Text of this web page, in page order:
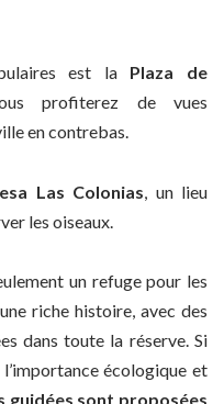
est la Plaza de
profiterez de vues
en contrebas.
Las Colonias , un lieu
les oiseaux.
un refuge pour les
riche histoire, avec des
dans toute la réserve. Si
écologique et
guidées sont proposées